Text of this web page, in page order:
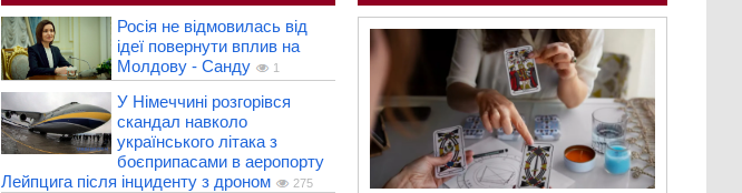
Росія не відмовилась від
ідеї повернути вплив на
Молдову - Санду
1
У Німеччині розгорівся
скандал навколо
українського літака з
боєприпасами в аеропорту
Лейпцига після інциденту з дроном
275